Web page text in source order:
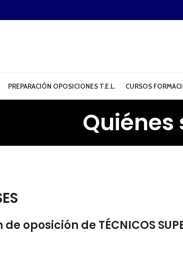
PREPARACIÓN OPOSICIONES T.E.L. CURSOS
Quiénes
de TÉCNICOS